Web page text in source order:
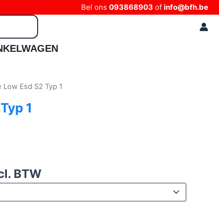
Bel ons 093868903 of info@bfh.be
Esd S2 Typ 1
1
BTW